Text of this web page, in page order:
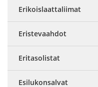
Erikoislaattaliimat
Eristevaahdot
Eritasolistat
Esilukonsalvat